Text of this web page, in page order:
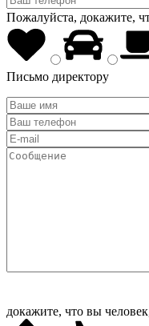
Пожалуйста, докажите,
Письмо директору
докажите, что вы